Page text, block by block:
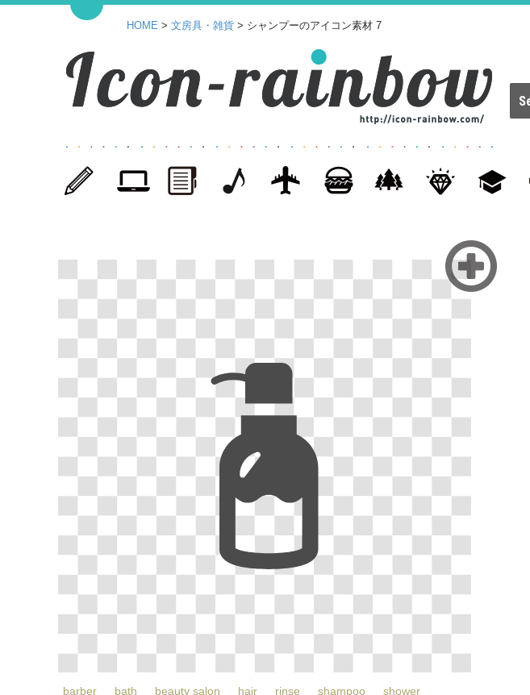
HOME > 文房具・雑貨 > シャンプーのアイコン素材 7
barber bath beauty salon hair rinse shampoo
shower